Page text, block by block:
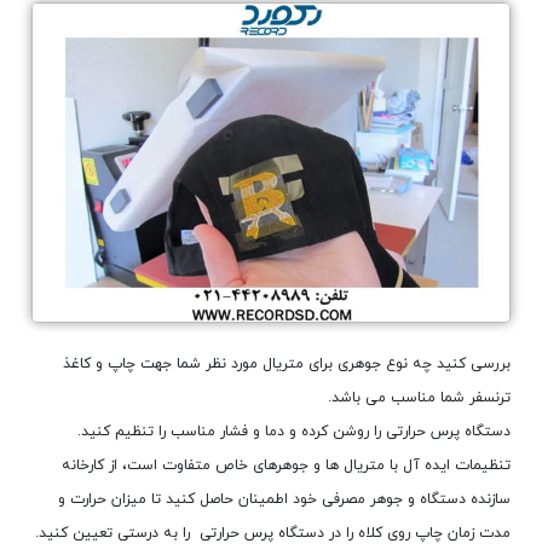
بررسی کنید چه نوع جوهری برای متریال مورد نظر شما جهت چاپ و کاغذ
ترنسفر شما مناسب می باشد.
دستگاه پرس حرارتی را روشن کرده و دما و فشار مناسب را تنظیم کنید.
تنظیمات ایده آل با متریال ها و جوهرهای خاص متفاوت است، از کارخانه
سازنده دستگاه و جوهر مصرفی خود اطمینان حاصل کنید تا میزان حرارت و
مدت زمان چاپ روی کلاه را در دستگاه پرس حرارتی را به درستی تعیین کنید.